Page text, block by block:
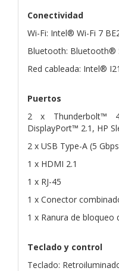
Conectividad
Wi-Fi: Intel® Wi-Fi 7
Bluetooth: Bluetooth®
Red cableada: Intel®
Puertos
2 x Thunderbolt™
DisplayPort™ 2.1, HP
2 x USB Type-A (5
1 x HDMI 2.1
1 x RJ-45
1 x Conector
1 x Ranura de bloqueo
Teclado y control
Teclado: